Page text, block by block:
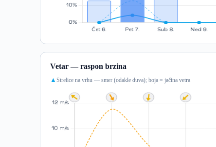
Vetar — raspon brzina
▲Strelice na vrhu — smer (odakle duva); boja = jačina vetra